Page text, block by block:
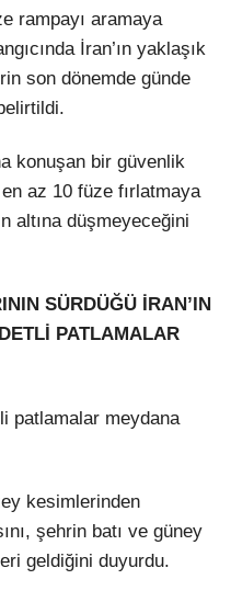
rampayı aramaya
İran’ın yaklaşık
son dönemde günde
konuşan bir güvenlik
az 10 füze fırlatmaya
altına düşmeyeceğini
SÜRDÜĞÜ İRAN’IN
PATLAMALAR
patlamalar meydana
kesimlerinden
şehrin batı ve güney
geldiğini duyurdu.